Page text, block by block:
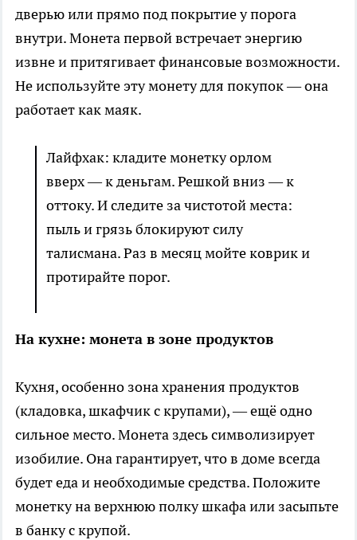
дверью или прямо под покрытие у порога
внутри. Монета первой встречает энергию
извне и притягивает финансовые возможности.
Не используйте эту монету для покупок — она
работает как маяк.
Лайфхак: кладите монетку орлом
вверх — к деньгам. Решкой вниз — к
оттоку. И следите за чистотой места:
пыль и грязь блокируют силу
талисмана. Раз в месяц мойте коврик и
протирайте порог.
На кухне: монета в зоне продуктов
Кухня, особенно зона хранения продуктов
(кладовка, шкафчик с крупами), — ещё одно
сильное место. Монета здесь символизирует
изобилие. Она гарантирует, что в доме всегда
будет еда и необходимые средства. Положите
монетку на верхнюю полку шкафа или засыпьте
в банку с крупой.